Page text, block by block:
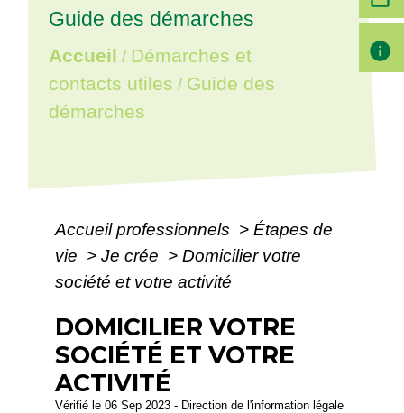
Guide des démarches
Accueil / Démarches et
contacts utiles / Guide des
démarches
Accueil professionnels > Étapes de
vie > Je crée > Domicilier votre
société et votre activité
DOMICILIER VOTRE
SOCIÉTÉ ET VOTRE
ACTIVITÉ
Vérifié le 06 Sep 2023 - Direction de l'information légale
info